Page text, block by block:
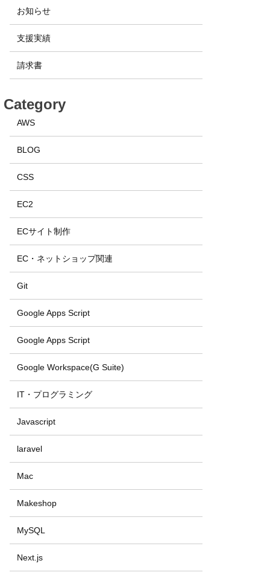
お知らせ
支援実績
請求書
Category
AWS
BLOG
CSS
EC2
ECサイト制作
EC・ネットショップ関連
Git
Google Apps Script
Google Apps Script
Google Workspace(G Suite)
IT・プログラミング
Javascript
laravel
Mac
Makeshop
MySQL
Next.js